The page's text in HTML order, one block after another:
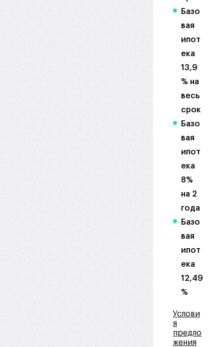
Базо
вая
ипот
ека
13,9
% на
весь
срок
Базо
вая
ипот
ека
8%
на 2
года
Базо
вая
ипот
ека
12,49
%
Услови
я
предло
жения